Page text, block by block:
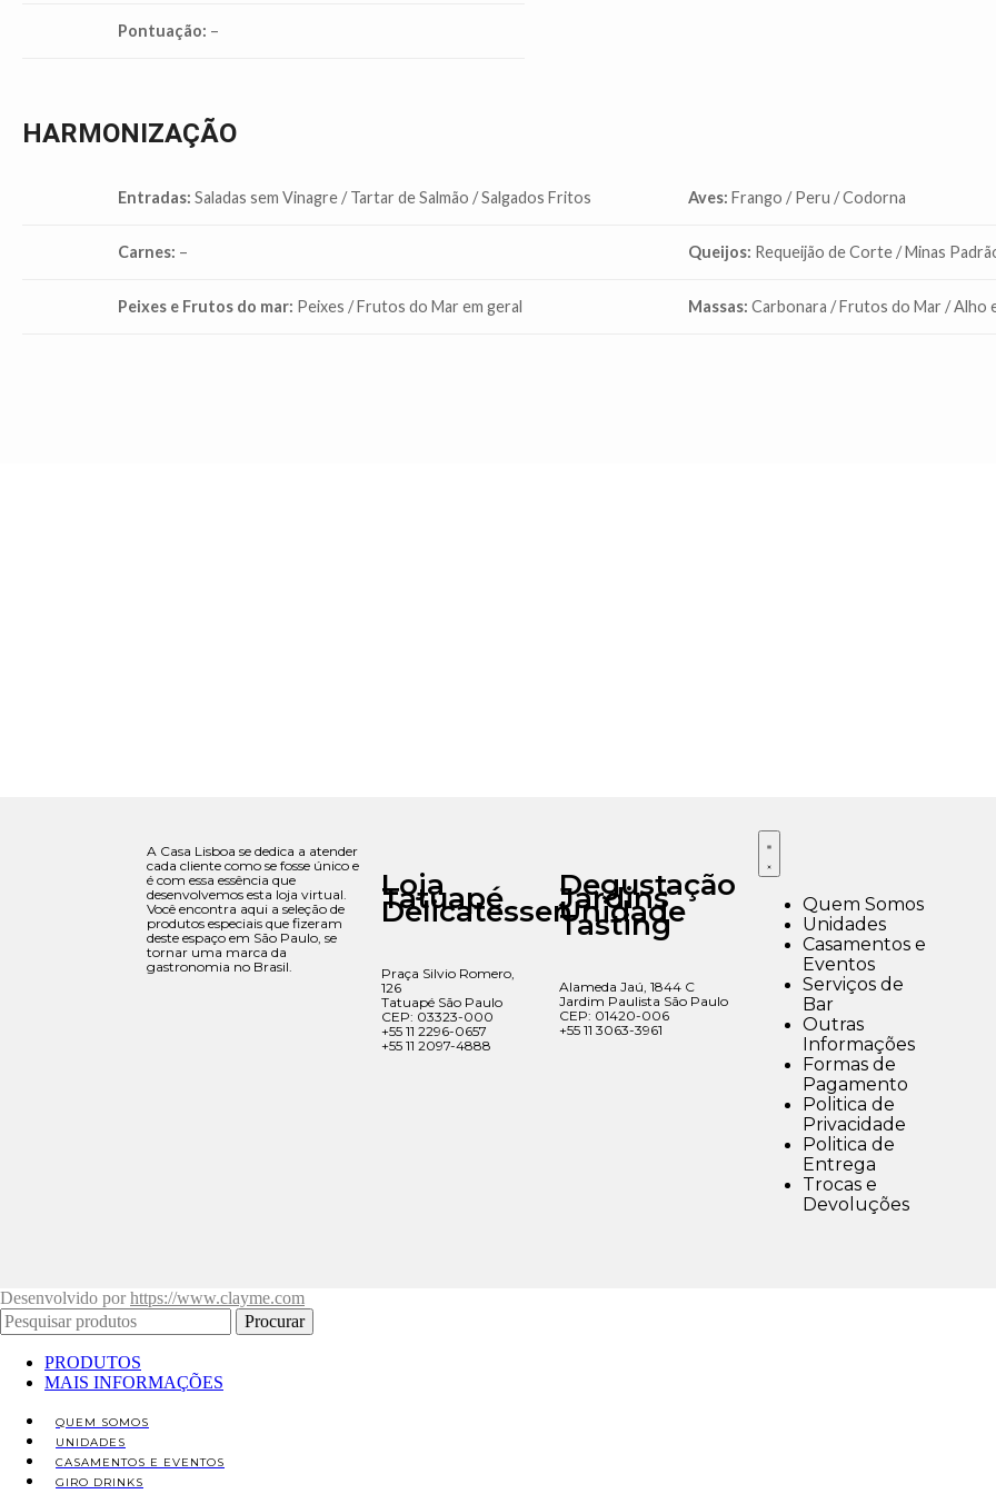
Pontuação: –
HARMONIZAÇÃO
Entradas: Saladas sem Vinagre / Tartar de Salmão / Salgados Fritos Aves: Frango / Peru / Codorna
Carnes: – Queijos: Requeijão de Corte / Minas
Peixes e Frutos do mar: Peixes / Frutos do Mar em geral Massas: Carbonara / Frutos do Mar / Alho
A Casa Lisboa se dedica a atender
cada cliente como se fosse único e
é com essa essência que
desenvolvemos esta loja virtual.
Você encontra aqui a seleção de
produtos especiais que fizeram
deste espaço em São Paulo, se
tornar uma marca da
gastronomia no Brasil.
Loja
Tatuapé
Delicatessen
Praça Silvio Romero,
126
Tatuapé São Paulo
CEP: 03323-000
+55 11 2296-0657
+55 11 2097-4888
Degustação
Jardins
Unidade
Tasting
Alameda Jaú, 1844 C
Jardim Paulista São Paulo
CEP: 01420-006
+55 11 3063-3961
Quem Somos
Unidades
Casamentos e
Eventos
Serviços de
Bar
Outras
Informações
Formas de
Pagamento
Politica de
Privacidade
Politica de
Entrega
Trocas e
Devoluções
Desenvolvido por https://www.clayme.com
Procurar
PRODUTOS
MAIS INFORMAÇÕES
QUEM SOMOS
UNIDADES
CASAMENTOS E EVENTOS
GIRO DRINKS